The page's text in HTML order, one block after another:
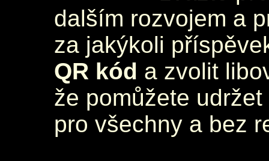
dalším rozvojem a
za jakýkoli
QR kód a zvolit
že pomůžete
pro všechny a bez